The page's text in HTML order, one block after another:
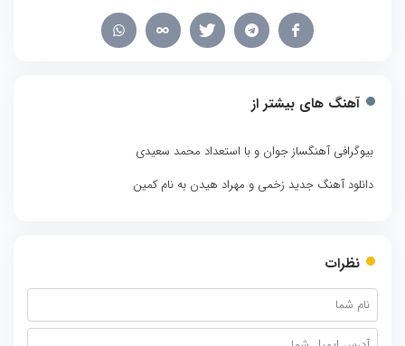
آهنگ های بیشتر از
بیوگرافی آهنگساز جوان و با استعداد محمد سعیدی
دانلود آهنگ جدید زخمی و مهراد هیدن به نام کمین
نظرات